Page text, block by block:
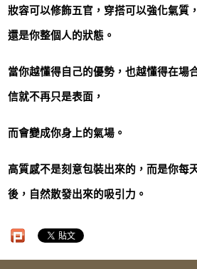
妝容可以修飾五官，穿搭可以強化氣質
還是你整個人的狀態。
當你越懂得自己的優勢，也越懂得在場
信就不再只是表面，
而會變成你身上的氣場。
高質感不是刻意包裝出來的，而是你每
後，自然散發出來的吸引力。